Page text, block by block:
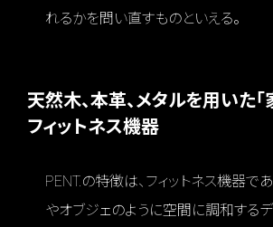
れるかを問い直すものといえる。
天然木、本革、メタルを用いた「
フィットネス機器
PENT.の特徴は、フィットネス機器で
やオブジェのように空間に調和するデ